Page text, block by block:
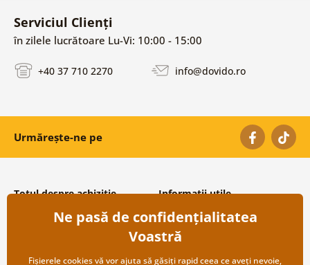
Serviciul Clienți
în zilele lucrătoare Lu-Vi: 10:00 - 15:00
+40 37 710 2270 info@dovido.ro
Urmărește-ne pe
Totul despre achiziție
Condiții și termeni generali
Protecția datelor personale
Transport și modalități de plată
Returnare
Informații utile
Despre noi
Întrebări frecvente
Contacte
Cooperare angro
Ne pasă de confidențialitatea
Voastră
Fișierele cookies vă vor ajuta să găsiți rapid ceea ce aveți nevoie,